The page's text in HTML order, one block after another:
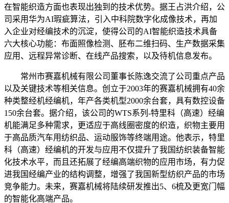
在智能织造方面也表现出独到的技术优势。据王占洪介绍，公
司采用华为AI瑕疵算法，引入中科院数字化成像技术，再加
入企业对经编技术的沉淀，使得公司的AI智能织造技术具备
六大核心功能：布面照像检测、胚布二维扫码、生产数据采集
应用、远程异常诊断、在线产品搜索，以及待机信息发布。
常州市赛嘉机械有限公司董事长陈逸交流了公司重点产品
以及关键技术等相关信息。创立于2003年的赛嘉机械拥有40余
种类整经机经编机，年产各类机型2000余台套，具有数控设备
150余台套。据介绍，该公司的WTS系列-特里科（高速）经编
机能满足多种需求，更适应于高线圈密度的织造，织物主要用
于高品质汽车用纺织品、运动服饰等终端用途。他表示，特里
科（高速）经编机的开发与应用不仅提升了我国纺织装备智能
化技术水平，而且还拓展了经编高端织物的应用市场，有力促
进我国经编产业的结构调整，增强了我国新型纺织产品的市场
竞争能力。未来，赛嘉机械将陆续研发推出5、6梳及更宽门幅
的智能化高端产品。